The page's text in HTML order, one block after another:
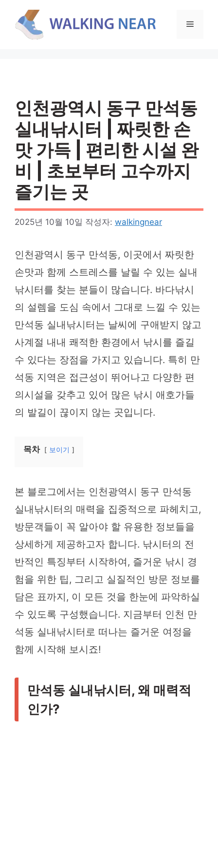
메
인천광역시 동구 만석동
실내낚시터 | 짜릿한 손
맛 가득 | 편리한 시설 완
비 | 초보부터 고수까지
즐기는 곳
2025년 10월 10일 작성자: walkingnear
인천광역시 동구 만석동, 이곳에서 짜릿한
손맛과 함께 스트레스를 날릴 수 있는 실내
낚시터를 찾는 분들이 많습니다. 바다낚시
의 설렘을 도심 속에서 그대로 느낄 수 있는
만석동 실내낚시터는 날씨에 구애받지 않고
사계절 내내 쾌적한 환경에서 낚시를 즐길
수 있다는 장점을 가지고 있습니다. 특히 만
석동 지역은 접근성이 뛰어나고 다양한 편
의시설을 갖추고 있어 많은 낚시 애호가들
의 발길이 끊이지 않는 곳입니다.
목차 보이기
본 블로그에서는 인천광역시 동구 만석동
실내낚시터의 매력을 집중적으로 파헤치고,
방문객들이 꼭 알아야 할 유용한 정보들을
상세하게 제공하고자 합니다. 낚시터의 전
반적인 특징부터 시작하여, 즐거운 낚시 경
험을 위한 팁, 그리고 실질적인 방문 정보를
담은 표까지, 이 모든 것을 한눈에 파악하실
수 있도록 구성했습니다. 지금부터 인천 만
석동 실내낚시터로 떠나는 즐거운 여정을
함께 시작해 보시죠!
만석동 실내낚시터, 왜 매력적
인가?